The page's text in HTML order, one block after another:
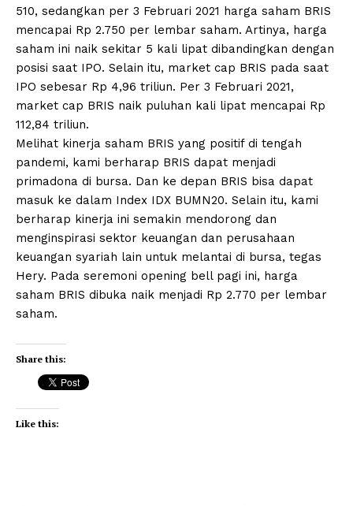
510, sedangkan per 3 Februari 2021 harga saham BRIS
mencapai Rp 2.750 per lembar saham. Artinya, harga
saham ini naik sekitar 5 kali lipat dibandingkan dengan
posisi saat IPO. Selain itu, market cap BRIS pada saat
IPO sebesar Rp 4,96 triliun. Per 3 Februari 2021,
market cap BRIS naik puluhan kali lipat mencapai Rp
112,84 triliun.
Melihat kinerja saham BRIS yang positif di tengah
pandemi, kami berharap BRIS dapat menjadi
primadona di bursa. Dan ke depan BRIS bisa dapat
masuk ke dalam Index IDX BUMN20. Selain itu, kami
berharap kinerja ini semakin mendorong dan
menginspirasi sektor keuangan dan perusahaan
keuangan syariah lain untuk melantai di bursa, tegas
Hery. Pada seremoni opening bell pagi ini, harga
saham BRIS dibuka naik menjadi Rp 2.770 per lembar
saham.
Share this:
Like this: